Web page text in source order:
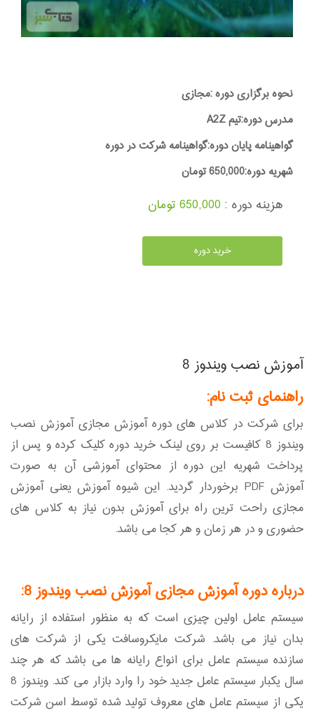
نحوه برگزاری دوره :مجازی
مدرس دوره:تیم A2Z
گواهینامه پایان دوره:گواهینامه شرکت در دوره
شهریه دوره:650,000 تومان
هزینه دوره : 650,000 تومان
خرید دوره
آموزش نصب ویندوز 8
راهنمای ثبت نام:
برای شرکت در کلاس های دوره آموزش مجازی آموزش نصب
ویندوز 8 کافیست بر روی لینک خرید دوره کلیک کرده و پس از
پرداخت شهریه این دوره از محتوای آموزشی آن به صورت
آموزش PDF برخوردار گردید. این شیوه آموزش یعنی آموزش
مجازی راحت ترین راه برای آموزش بدون نیاز به کلاس های
حضوری و در هر زمان و هر کجا می باشد.
درباره دوره آموزش مجازی آموزش نصب ویندوز 8:
سیستم عامل اولین چیزی است که به منظور استفاده از رایانه
بدان نیاز می باشد. شرکت مایکروسافت یکی از شرکت های
سازنده سیستم عامل برای انواع رایانه ها می باشد که هر چند
سال یکبار سیستم عامل جدید خود را وارد بازار می کند. ویندوز 8
یکی از سیستم عامل های معروف تولید شده توسط اسن شرکت